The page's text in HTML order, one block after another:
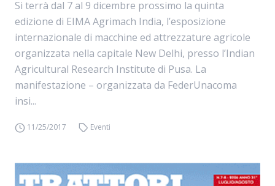
Si terrà dal 7 al 9 dicembre prossimo la quinta
edizione di EIMA Agrimach India, l’esposizione
internazionale di macchine ed attrezzature agricole
organizzata nella capitale New Delhi, presso l’Indian
Agricultural Research Institute di Pusa. La
manifestazione – organizzata da FederUnacoma
insi...
11/25/2017 Eventi